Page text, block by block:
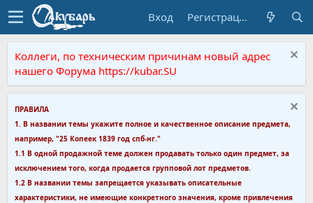
Вход Регистрация
Коллеги, по техническим причинам новый адрес
нашего Форума https://kubar.SU
ПРАВИЛА
1. В названии темы укажите полное и качественное описание предмета,
например, "25 Копеек 1839 год спб-нг."
1.1 В одной продажной теме должен продавать только один предмет, за
исключением того, когда продается групповой лот предметов.
1.2 В названии темы запрещается указывать описательные
характеристики, не имеющие конкретного значения, кроме привлечения